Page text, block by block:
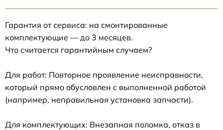
Гарантия от сервиса: на смонтированные
комплектующие — до 3 месяцев.
Что считается гарантийным случаем?
Для работ: Повторное проявление неисправности,
который прямо обусловлен с выполненной работой
(например, неправильная установка запчасти).
Для комплектующих: Внезапная поломка, отказ в